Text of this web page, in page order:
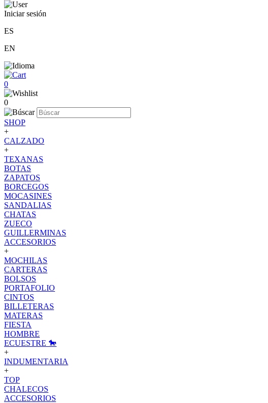
Iniciar sesión
ES
EN
0
0
SHOP
+
CALZADO
+
TEXANAS
BOTAS
ZAPATOS
BORCEGOS
MOCASINES
SANDALIAS
CHATAS
ZUECO
GUILLERMINAS
ACCESORIOS
+
MOCHILAS
CARTERAS
BOLSOS
PORTAFOLIO
CINTOS
BILLETERAS
MATERAS
FIESTA
HOMBRE
ECUESTRE 🐎
+
INDUMENTARIA
+
TOP
CHALECOS
ACCESORIOS